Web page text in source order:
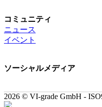
コミュニティ
ニュース
イベント
ソーシャルメディア
2026 © VI-grade GmbH -